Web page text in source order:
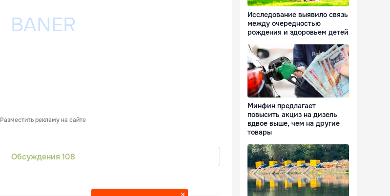
Разместить рекламу на сайте
Обсуждения 108
Исследование выявило связь
между очередностью
рождения и здоровьем детей
Минфин предлагает
повысить акциз на дизель
вдвое выше, чем на другие
товары